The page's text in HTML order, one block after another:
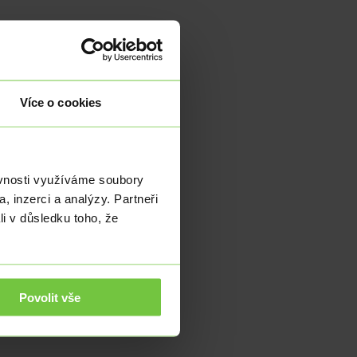
Více o cookies
využíváme soubory
inzerci a analýzy. Partneři
v důsledku toho, že
Povolit vše